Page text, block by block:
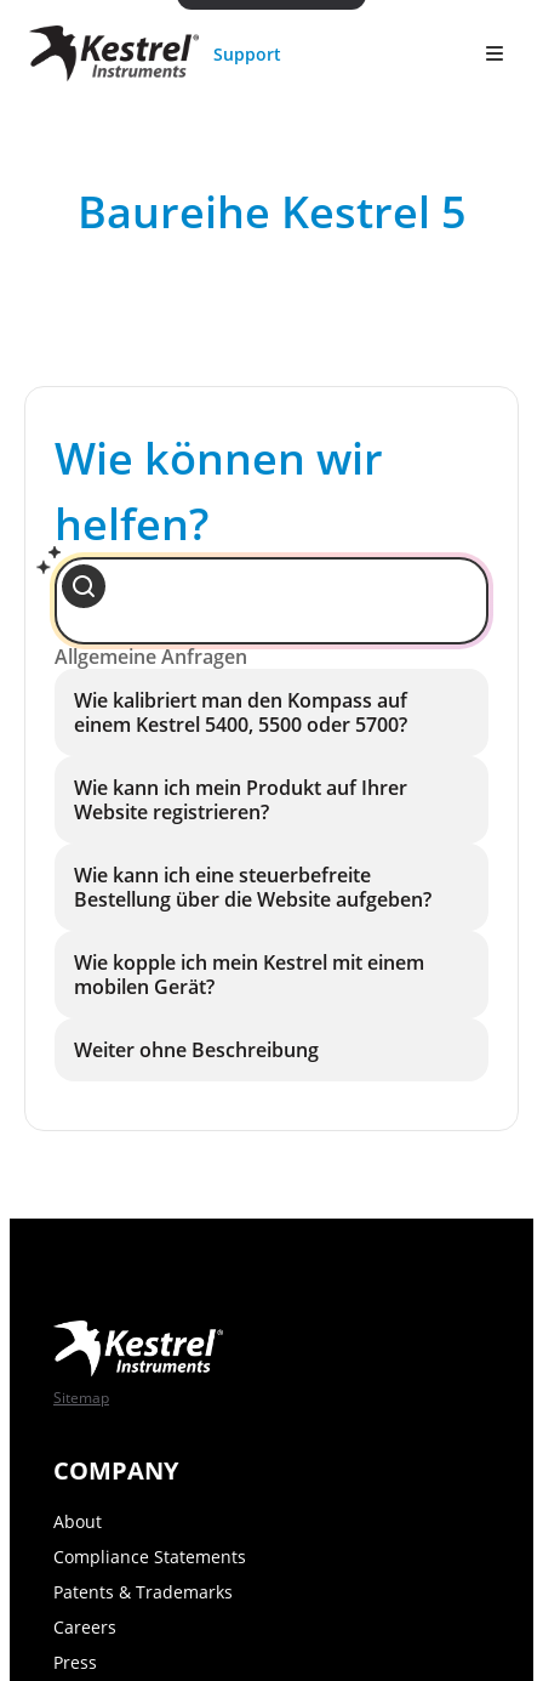
Support
Baureihe Kestrel 5
Wie können wir
helfen?
Allgemeine Anfragen
Wie kalibriert man den Kompass auf
einem Kestrel 5400, 5500 oder 5700?
Wie kann ich mein Produkt auf Ihrer
Website registrieren?
Wie kann ich eine steuerbefreite
Bestellung über die Website aufgeben?
Wie kopple ich mein Kestrel mit einem
mobilen Gerät?
Weiter ohne Beschreibung
Sitemap
COMPANY
About
Compliance Statements
Patents & Trademarks
Careers
Press